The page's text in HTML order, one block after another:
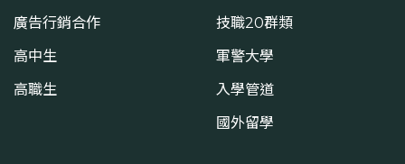
廣告行銷合作
高中生
高職生
技職20群類
軍警大學
入學管道
國外留學